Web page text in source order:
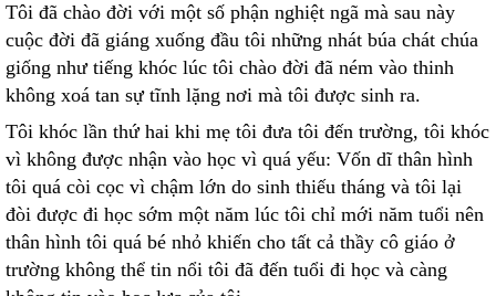
Tôi đã chào đời với một số phận nghiệt ngã mà sau này
cuộc đời đã giáng xuống đầu tôi những nhát búa chát chúa
giống như tiếng khóc lúc tôi chào đời đã ném vào thinh
không xoá tan sự tĩnh lặng nơi mà tôi được sinh ra.
Tôi khóc lần thứ hai khi mẹ tôi đưa tôi đến trường, tôi khóc
vì không được nhận vào học vì quá yếu: Vốn dĩ thân hình
tôi quá còi cọc vì chậm lớn do sinh thiếu tháng và tôi lại
đòi được đi học sớm một năm lúc tôi chỉ mới năm tuổi nên
thân hình tôi quá bé nhỏ khiến cho tất cả thầy cô giáo ở
trường không thể tin nổi tôi đã đến tuổi đi học và càng